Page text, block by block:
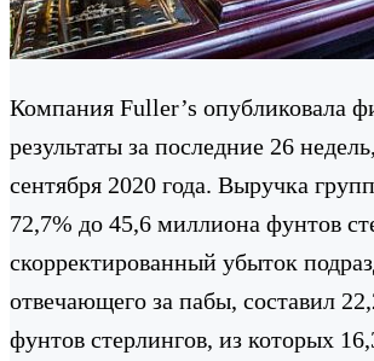
Компания Fuller’s опубликовала
результаты за последние 26
сентября 2020 года. Выручка
72,7% до 45,6 миллиона фунтов
скорректированный убыток
отвечающего за пабы, составил
фунтов стерлингов, из которых